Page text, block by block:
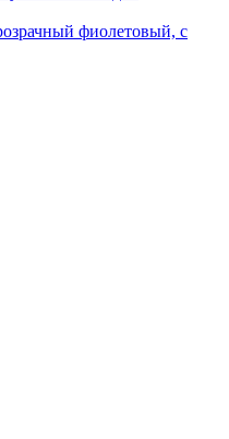
фиолетовый, с